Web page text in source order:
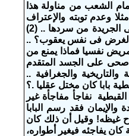
الشعب من مناولة هذا
وعدم توبته والإعتراف
عنها ؟ ويمكن للقارئ أن يسأل الأنبا والمجمع المقدس أسئلة أخرى يضيق المكان فى الجريدة من سردها .. (2)
لغرض فى نفس يعقوب؟ ..
نفسيا فماذا يمنع من
صحى على الجسد المتقدم
والجغرافية ..
بابا كان مختل عقليا .؟
60 فى عداد بطاركة الكنيسة القبطية نفاجأ مفاجأة غير
فقد رسم البابا
غيظه! وقيل أن ذلك كان
يفاجئه فيغير أطواره،